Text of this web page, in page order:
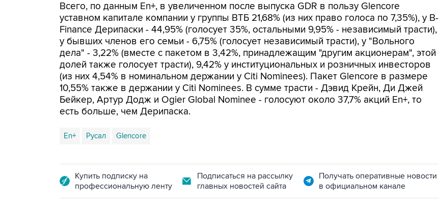
Всего, по данным En+, в увеличенном после выпуска GDR в пользу Glencore
уставном капитале компании у группы ВТБ 21,68% (из них право голоса по 7,35%), у B-
Finance Дерипаски - 44,95% (голосует 35%, остальными 9,95% - независимый трасти),
у бывших членов его семьи - 6,75% (голосует независимый трасти), у "Вольного
дела" - 3,22% (вместе с пакетом в 3,42%, принадлежащим "другим акционерам", этой
долей также голосует трасти), 9,42% у институциональных и розничных инвесторов
(из них 4,54% в номинальном держании у Citi Nominees). Пакет Glencore в размере
10,55% также в держании у Citi Nominees. В сумме трасти - Дэвид Крейн, Ди Джей
Бейкер, Артур Додж и Ogier Global Nominee - голосуют около 37,7% акций En+, то
есть больше, чем Дерипаска.
En+ Русал Glencore
Купить подписку на
профессиональную ленту
Подписаться на рассылку
главных новостей сайта
Получать оперативные новости
в официальном канале